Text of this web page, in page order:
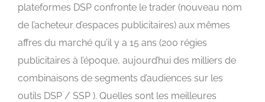
plateformes DSP confronte le trader (nouveau nom
de l’acheteur d’espaces publicitaires) aux mêmes
affres du marché qu’il y a 15 ans (200 régies
publicitaires à l’époque, aujourd’hui des milliers de
combinaisons de segments d’audiences sur les
outils DSP / SSP ). Quelles sont les meilleures